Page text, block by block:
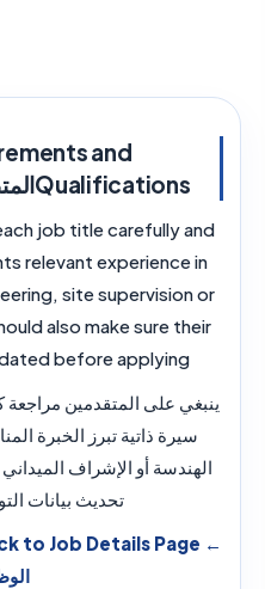
and
Qualifications
job title carefully and
relevant experience in
site supervision or
also make sure their
before applying.
ينبغي على المتقدمين
سيرة ذاتية تبرز الخبرة
الهندسة أو الإشراف
تحديث بيانات